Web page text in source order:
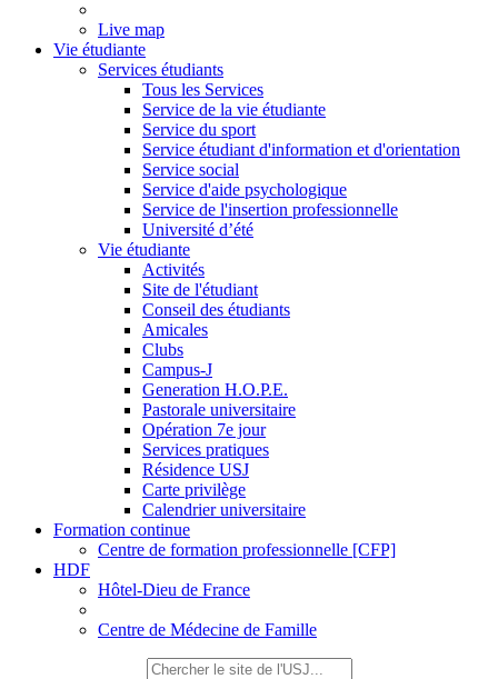
Live map
Vie étudiante
Services étudiants
Tous les Services
Service de la vie étudiante
Service du sport
Service étudiant d'information et d'orientation
Service social
Service d'aide psychologique
Service de l'insertion professionnelle
Université d’été
Vie étudiante
Activités
Site de l'étudiant
Conseil des étudiants
Amicales
Clubs
Campus-J
Generation H.O.P.E.
Pastorale universitaire
Opération 7e jour
Services pratiques
Résidence USJ
Carte privilège
Calendrier universitaire
Formation continue
Centre de formation professionnelle [CFP]
HDF
Hôtel-Dieu de France
Centre de Médecine de Famille